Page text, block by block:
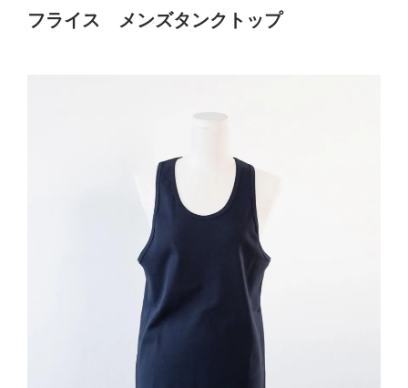
フライス メンズタンクトップ